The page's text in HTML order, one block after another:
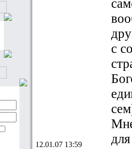
12.01.07 13:59
с